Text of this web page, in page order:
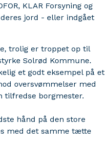
KLAR Forsyning og
jord - eller indgået
trolig er troppet op til
Solrød Kommune.
et godt eksempel på et
oversvømmelser med
tilfredse borgmester.
hånd på den store
med det samme tætte